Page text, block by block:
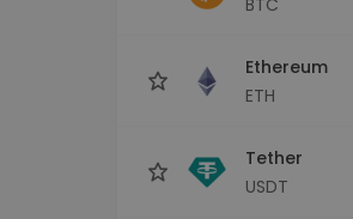
Ethereum
ETH
Tether
USDT